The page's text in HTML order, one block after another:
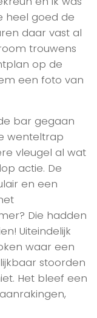
heel goed de
daar vast al
trouwens
op de
een foto van
bar gegaan
wenteltrap
vleugel al wat
actie. De
en een
Die hadden
Uiteindelijk
waar een
stoorden
Het bleef een